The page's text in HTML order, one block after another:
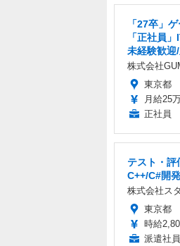
「27卒」
「正社員
未経験歓迎
株式会社
東京都
月給25
正社員
テスト・評
C++/C#開発
株式会社ス
東京都
時給
派遣社員